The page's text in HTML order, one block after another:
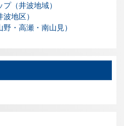
（井波地域）
地区）
・高瀬・南山見）